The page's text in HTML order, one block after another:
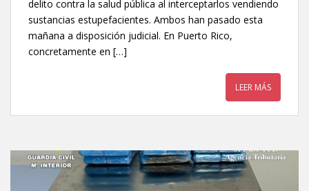
delito contra la salud pública al interceptarlos vendiendo
sustancias estupefacientes. Ambos han pasado esta
mañana a disposición judicial. En Puerto Rico,
concretamente en […]
LEER MÁS